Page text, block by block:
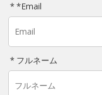
*Email
フルネーム